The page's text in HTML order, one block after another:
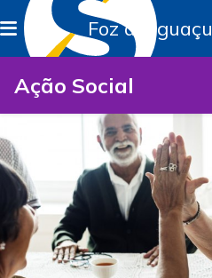
Foz do Iguaçu
Ação Social